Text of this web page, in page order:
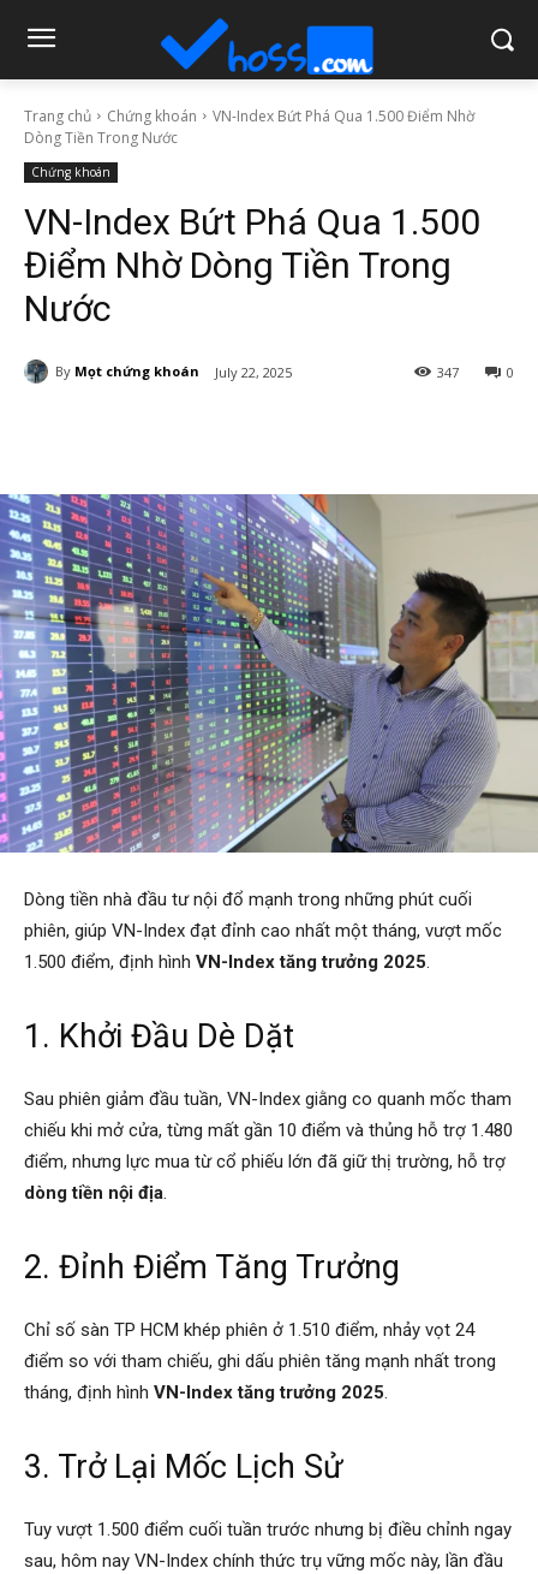
Trang chủ Chứng khoán
VN-Index Bứt Phá Qua 1.500 Điểm Nhờ
Dòng Tiền Trong Nước
Chứng khoán
VN-Index Bứt Phá Qua 1.500
Điểm Nhờ Dòng Tiền Trong
Nước
By Mọt chứng khoán July 22, 2025 0
347
Dòng tiền nhà đầu tư nội đổ mạnh trong những phút cuối
phiên, giúp VN-Index đạt đỉnh cao nhất một tháng, vượt mốc
1.500 điểm, định hình VN-Index tăng trưởng 2025.
1. Khởi Đầu Dè Dặt
Sau phiên giảm đầu tuần, VN-Index giằng co quanh mốc tham
chiếu khi mở cửa, từng mất gần 10 điểm và thủng hỗ trợ 1.480
điểm, nhưng lực mua từ cổ phiếu lớn đã giữ thị trường, hỗ trợ
dòng tiền nội địa.
2. Đỉnh Điểm Tăng Trưởng
Chỉ số sàn TP HCM khép phiên ở 1.510 điểm, nhảy vọt 24
điểm so với tham chiếu, ghi dấu phiên tăng mạnh nhất trong
tháng, định hình VN-Index tăng trưởng 2025.
3. Trở Lại Mốc Lịch Sử
Tuy vượt 1.500 điểm cuối tuần trước nhưng bị điều chỉnh ngay
sau, hôm nay VN-Index chính thức trụ vững mốc này, lần đầu